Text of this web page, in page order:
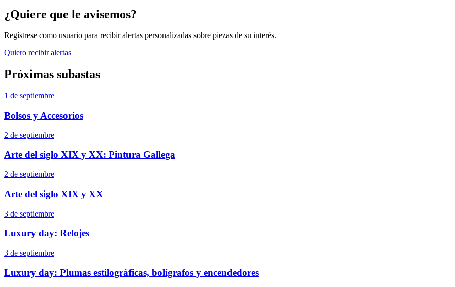
¿Quiere que le avisemos?
Regístrese como usuario para recibir alertas personalizadas sobre piezas de su interés.
Quiero recibir alertas
Próximas subastas
1 de septiembre
Bolsos y Accesorios
2 de septiembre
Arte del siglo XIX y XX: Pintura Gallega
2 de septiembre
Arte del siglo XIX y XX
3 de septiembre
Luxury day: Relojes
3 de septiembre
Luxury day: Plumas estilográficas, bolígrafos y encendedores